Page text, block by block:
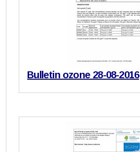
Bulletin ozone 28-08-2016